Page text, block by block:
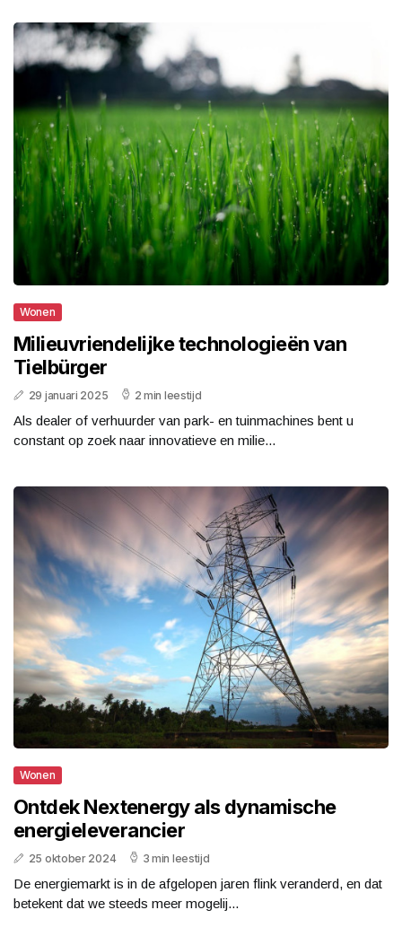
Wonen
Milieuvriendelijke technologieën van
Tielbürger
29 januari 2025 2 min leestijd
Als dealer of verhuurder van park- en tuinmachines bent u
constant op zoek naar innovatieve en milie...
Wonen
Ontdek Nextenergy als dynamische
energieleverancier
25 oktober 2024 3 min leestijd
De energiemarkt is in de afgelopen jaren flink veranderd, en dat
betekent dat we steeds meer mogelij...